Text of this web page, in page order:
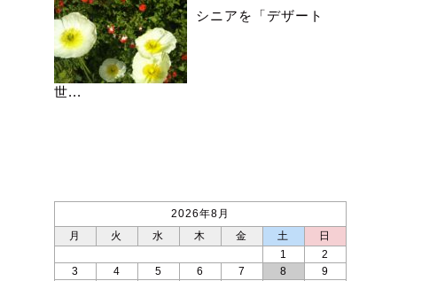
シニアを「デザート
世...
2026年8月
月
火 水 木 金 土
日
1
2
3
4 5 6 7 8
9